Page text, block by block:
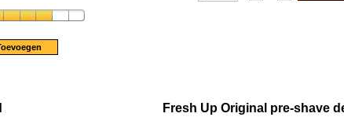
Fresh Up Original pre-shave